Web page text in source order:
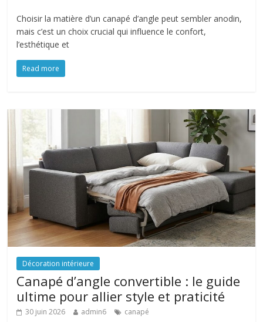
Choisir la matière d’un canapé d’angle peut sembler anodin,
mais c’est un choix crucial qui influence le confort,
l’esthétique et
Read more
Décoration intérieure
Canapé d’angle convertible : le guide
ultime pour allier style et praticité
30 juin 2026 admin6 canapé